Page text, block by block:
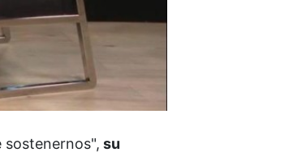
sostenernos", su